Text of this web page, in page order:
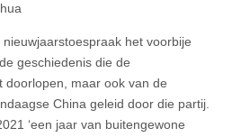
het voorbije
geschiedenis die de
doorlopen, maar ook van de
China geleid door die partij.
‘een jaar van buitengewone